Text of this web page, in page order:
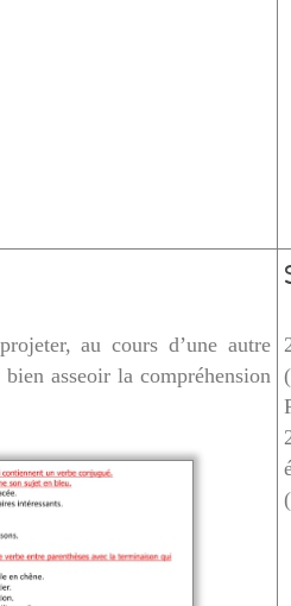
au cours d’une autre
asseoir la compréhension